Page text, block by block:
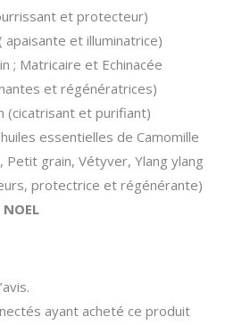
et protecteur)
et illuminatrice)
; Matricaire et Echinacée
et régénératrices)
(cicatrisant et purifiant)
essentielles de Camomille
Petit grain, Vétyver, Ylang ylang
protectrice et régénérante)
ayant acheté ce produit